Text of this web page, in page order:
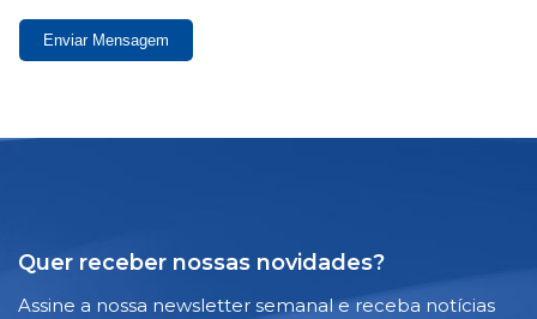
Enviar Mensagem
Quer receber nossas novidades?
Assine a nossa newsletter semanal e receba notícias